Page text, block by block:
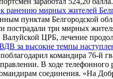
ранению мирных жителей
пунктам Белгородской
пострадали три мирных
ЦРБ, лечение
за высокие темпы
командира 76-й
В ходе
соединения. «На